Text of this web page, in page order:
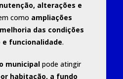
alterações e
como ampliações
das condições
funcionalidade.
municipalpode atingir
habitação, a fundo